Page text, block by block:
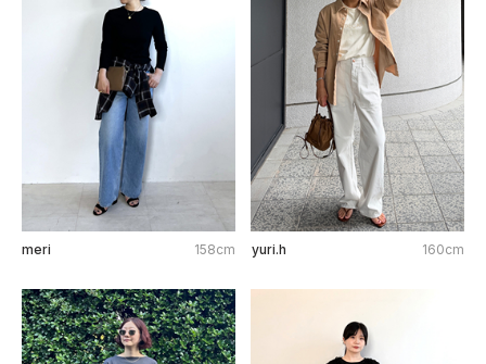
meri 158cm yuri.h 160cm